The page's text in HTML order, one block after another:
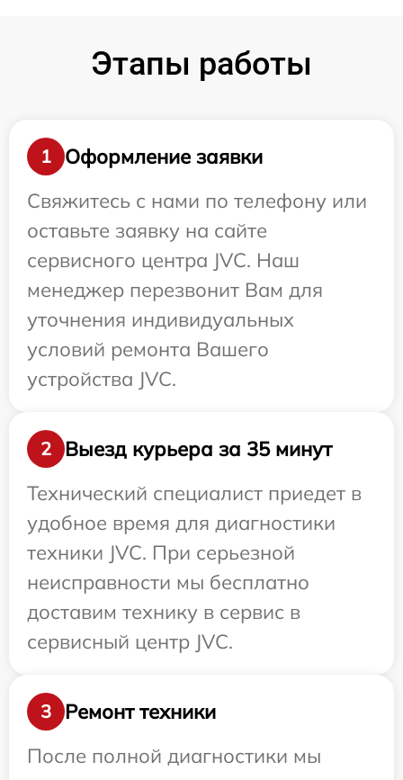
Этапы работы
1
Оформление заявки
Свяжитесь с нами по телефону или
оставьте заявку на сайте
сервисного центра JVC. Наш
менеджер перезвонит Вам для
уточнения индивидуальных
условий ремонта Вашего
устройства JVC.
2
Выезд курьера за 35 минут
Технический специалист приедет в
удобное время для диагностики
техники JVC. При серьезной
неисправности мы бесплатно
доставим технику в сервис в
сервисный центр JVC.
3
Ремонт техники
После полной диагностики мы